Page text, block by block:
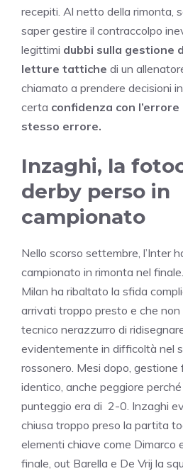
recepiti. Al netto della rimonta,
saper gestire il contraccolpo
legittimi dubbi sulla gestione
letture tattiche di un
chiamato a prendere decisioni
certa confidenza con
stesso errore.
Inzaghi, la
derby perso in
campionato
Nello scorso settembre, l’Inter
campionato in rimonta nel
Milan ha ribaltato la sfida
arrivati troppo presto e che non
tecnico nerazzurro di
evidentemente in difficoltà nel
rossonero. Mesi dopo,
identico, anche peggiore
punteggio era di 2-0. Inzaghi
chiusa troppo preso la partita
elementi chiave come Dimarco
finale, out Barella e De Vrij la